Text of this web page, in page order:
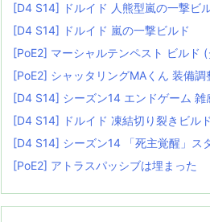
[D4 S14] ドルイド 人熊型嵐の一撃ビ
[D4 S14] ドルイド 嵐の一撃ビルド
[PoE2] マーシャルテンペスト ビルド
[PoE2] シャッタリングMAくん 装備調
[D4 S14] シーズン14 エンドゲーム 雑
[D4 S14] ドルイド 凍結切り裂きビルド
[D4 S14] シーズン14 「死主覚醒」ス
[PoE2] アトラスパッシブは埋まった